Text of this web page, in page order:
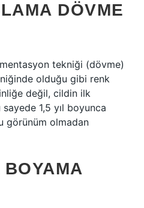
DÖVME
tekniği (dövme)
olduğu gibi renk
değil, cildin ilk
sayede 1,5 yıl boyunca
görünüm olmadan